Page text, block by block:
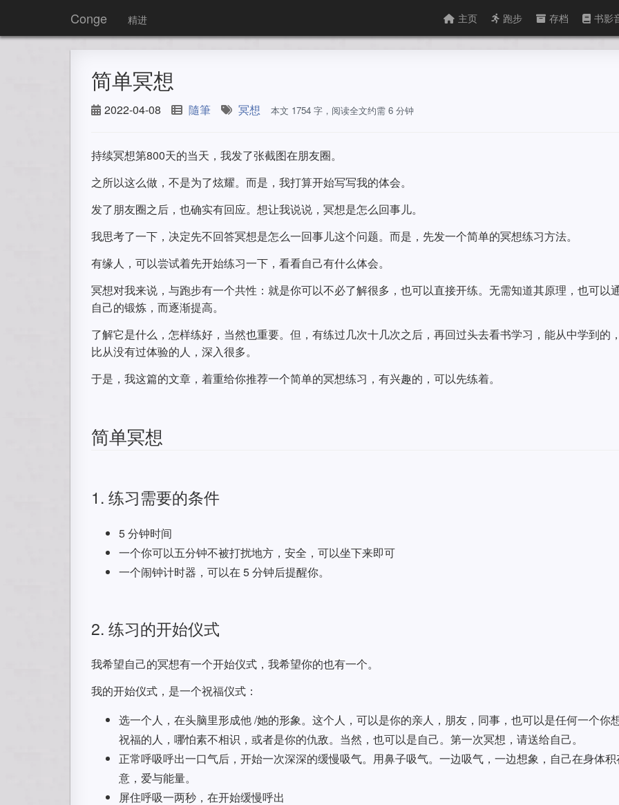
Conge 精进 主页 跑步 存档 书影
简单冥想
2022-04-08 隨筆 冥想 本文 1754 字，阅读全文约需 6 分钟
持续冥想第800天的当天，我发了张截图在朋友圈。
之所以这么做，不是为了炫耀。而是，我打算开始写写我的体会。
发了朋友圈之后，也确实有回应。想让我说说，冥想是怎么回事儿。
我思考了一下，决定先不回答冥想是怎么一回事儿这个问题。而是，先发一个简单的冥想练习方法。
有缘人，可以尝试着先开始练习一下，看看自己有什么体会。
冥想对我来说，与跑步有一个共性：就是你可以不必了解很多，也可以直接开练。无需知道其原理，也可以
自己的锻炼，而逐渐提高。
了解它是什么，怎样练好，当然也重要。但，有练过几次十几次之后，再回过头去看书学习，能从中学到的
比从没有过体验的人，深入很多。
于是，我这篇的文章，着重给你推荐一个简单的冥想练习，有兴趣的，可以先练着。
简单冥想
1. 练习需要的条件
5 分钟时间
一个你可以五分钟不被打扰地方，安全，可以坐下来即可
一个闹钟计时器，可以在 5 分钟后提醒你。
2. 练习的开始仪式
我希望自己的冥想有一个开始仪式，我希望你的也有一个。
我的开始仪式，是一个祝福仪式：
选一个人，在头脑里形成他 /她的形象。这个人，可以是你的亲人，朋友，同事，也可以是任何一个你
祝福的人，哪怕素不相识，或者是你的仇敌。当然，也可以是自己。第一次冥想，请送给自己。
正常呼吸呼出一口气后，开始一次深深的缓慢吸气。用鼻子吸气。一边吸气，一边想象，自己在身体
意，爱与能量。
屏住呼吸一两秒，在开始缓慢呼出